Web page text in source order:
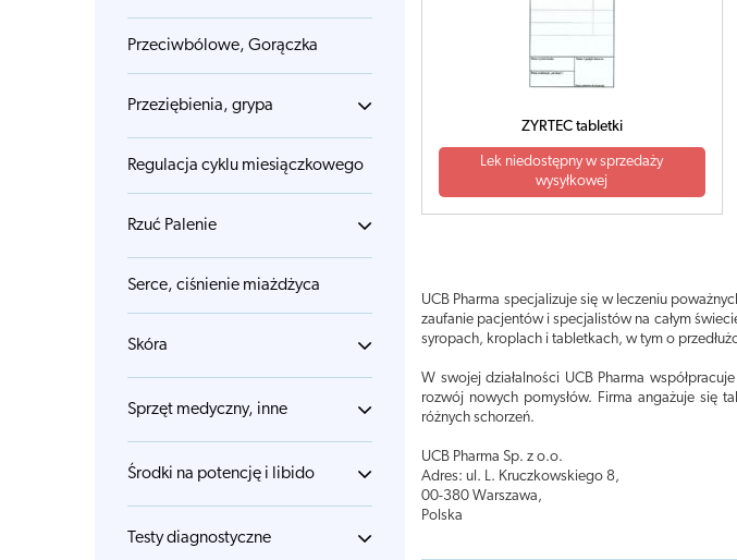
Przeciwbólowe, Gorączka
Przeziębienia, grypa
Regulacja cyklu miesiączkowego
Rzuć Palenie
Serce, ciśnienie miażdżyca
Skóra
Sprzęt medyczny, inne
Środki na potencję i libido
Testy diagnostyczne
ZYRTEC tabletki
Lek niedostępny w sprzedaży
wysyłkowej
UCB Pharma specjalizuje się w leczeniu
zaufanie pacjentów i specjalistów na całym
syropach, kroplach i tabletkach, w tym o
W swojej działalności UCB Pharma
rozwój nowych pomysłów. Firma angażuje się
różnych schorzeń.
UCB Pharma Sp. z o.o.
Adres: ul. L. Kruczkowskiego 8,
00-380 Warszawa,
Polska